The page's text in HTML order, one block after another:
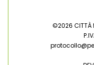
©2026 CITTÀ